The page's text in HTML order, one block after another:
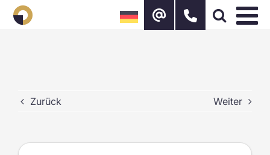
Zum
Inhalt
springen
Zurück Weiter